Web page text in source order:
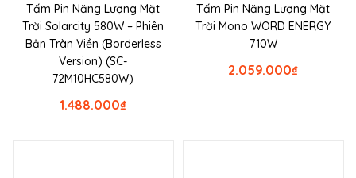
Tấm Pin Năng Lượng Mặt
Trời Solarcity 580W – Phiên
Bản Tràn Viền (Borderless
Version) (SC-
72M10HC580W)
₫
1.488.000
Tấm Pin Năng Lượng Mặt
Trời Mono WORD ENERGY
710W
₫
2.059.000